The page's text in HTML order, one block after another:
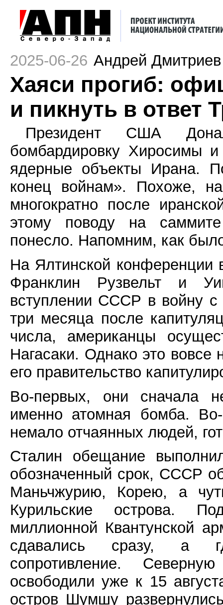
2025-06-26 Андрей Дмитриев
Хаяси прогиб:
и пикнуть в ответ
Президент США
бомбардировку Хиросимы
ядерные объекты Ирана.
конец войнам». Похоже,
многократно после
этому поводу на
понесло. Напомним, как
На Ялтинской
Франклин Рузвельт и
вступлении СССР в войну
три месяца после
числа, американцы
Нагасаки. Однако это вовсе
его правительство
Во-первых, они сначала
именно атомная бомба.
немало отчаянных людей,
Сталин обещание
обозначенный срок, СССР
Маньчжурию, Корею, а
Курильские острова.
миллионной Квантунской
сдавались сразу, а
сопротивление.
освободили уже к 15
остров Шумшу